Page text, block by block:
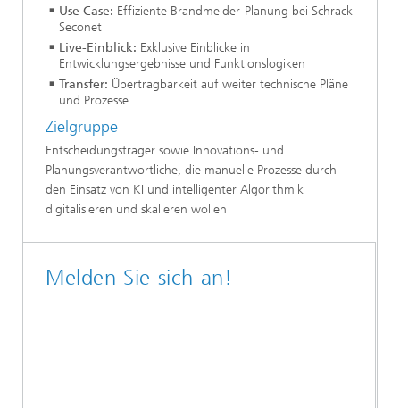
Use Case: Effiziente Brandmelder-Planung bei Schrack
Seconet
Live-Einblick: Exklusive Einblicke in
Entwicklungsergebnisse und Funktionslogiken
Transfer: Übertragbarkeit auf weiter technische Pläne
und Prozesse
Zielgruppe
Entscheidungsträger sowie Innovations- und
Planungsverantwortliche, die manuelle Prozesse durch
den Einsatz von KI und intelligenter Algorithmik
digitalisieren und skalieren wollen
Melden Sie sich an!